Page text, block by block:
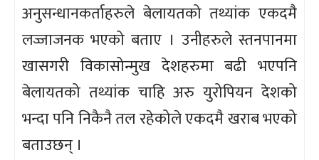
अनुसन्धानकर्ताहरुले बेलायतको तथ्यांक एकदमै
लज्जाजनक भएको बताए । उनीहरुले स्तनपानमा
खासगरी विकासोन्मुख देशहरुमा बढी भएपनि
बेलायतको तथ्यांक चाहि अरु युरोपियन देशको
भन्दा पनि निकैनै तल रहेकोले एकदमै खराब भएको
बताउछन् ।